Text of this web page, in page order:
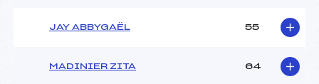
JAY ABBYGAËL 55
MADINIER ZITA 64